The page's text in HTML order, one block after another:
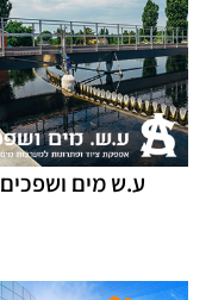
ע.ש מים ושפכים